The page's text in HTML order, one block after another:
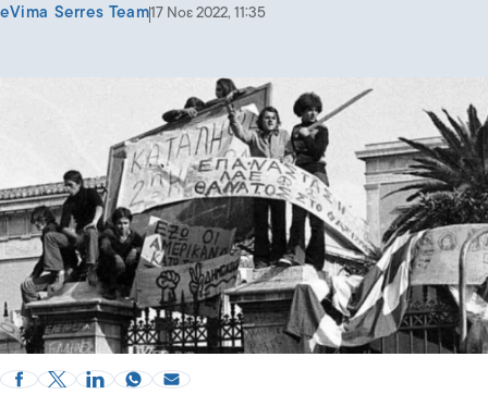
eVima Serres Team17 Νοε 2022, 11:35